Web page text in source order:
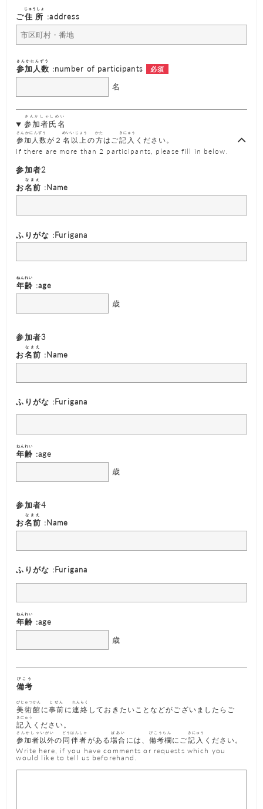
ご住所
じゅうしょ
:address
参加人数
さんかにんずう
:number of participants
名
参加者氏名
さんかしゃしめい
参加人数
さんかにんずう
が２ 名以上
めいいじょう
の方
かた
はご記入
きにゅう
ください。
If there are more than 2 participants, please fill in below.
参加者2
お名前
なまえ
:Name
ふりがな :Furigana
年齢
ねんれい
:age
歳
参加者3
お名前
なまえ
:Name
ふりがな :Furigana
年齢
ねんれい
:age
歳
参加者4
お名前
なまえ
:Name
ふりがな :Furigana
年齢
ねんれい
:age
歳
備考
びこう
美術館
びじゅつかん
に事前
じぜん
に連絡
れんらく
しておきたいことなどがございましたらご
記入
きにゅう
ください。
参加者以外
さんかしゃいがい
の同伴者
どうはんしゃ
がある場合
ばあい
には、 備考欄
びこうらん
にご記入
きにゅう
ください。
Write here, if you have comments or requests which you
would like to tell us beforehand.